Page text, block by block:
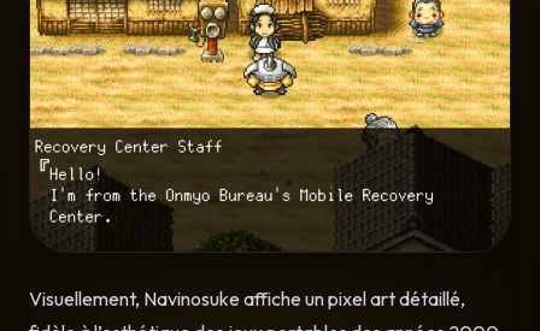
Visuellement, Navinosuke affiche un pixel art détaillé,